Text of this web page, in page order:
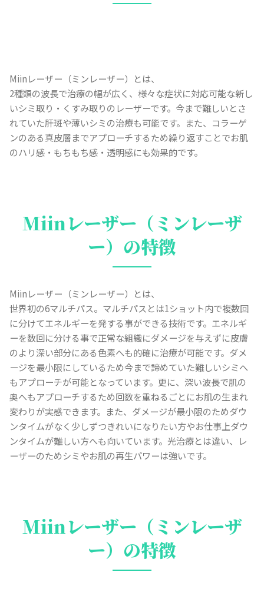
Miinレーザー（ミンレーザー）とは、
2種類の波長で治療の幅が広く、様々な症状に対応可能な新し
いシミ取り・くすみ取りのレーザーです。今まで難しいとさ
れていた肝斑や薄いシミの治療も可能です。また、コラーゲ
ンのある真皮層までアプローチするため繰り返すことでお肌
のハリ感・もちもち感・透明感にも効果的です。
Miinレーザー（ミンレーザ
ー）の特徴
Miinレーザー（ミンレーザー）とは、
世界初の6マルチパス。マルチパスとは1ショット内で複数回
に分けてエネルギーを発する事ができる技術です。エネルギ
ーを数回に分ける事で正常な組織にダメージを与えずに皮膚
のより深い部分にある色素へも的確に治療が可能です。ダメ
ージを最小限にしているため今まで諦めていた難しいシミへ
もアプローチが可能となっています。更に、深い波長で肌の
奥へもアプローチするため回数を重ねるごとにお肌の生まれ
変わりが実感できます。また、ダメージが最小限のためダウ
ンタイムがなく少しずつきれいになりたい方やお仕事上ダウ
ンタイムが難しい方へも向いています。光治療とは違い、レ
ーザーのためシミやお肌の再生パワーは強いです。
Miinレーザー（ミンレーザ
ー）の特徴